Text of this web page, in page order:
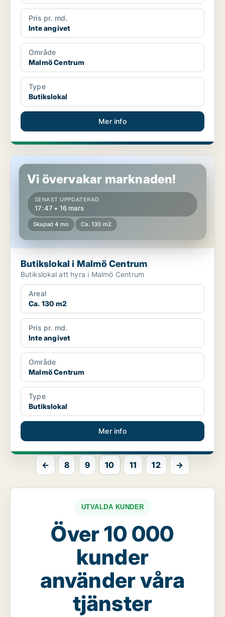
Pris pr. md.
Inte angivet
Område
Malmö Centrum
Type
Butikslokal
Mer info
Butikslokal i Malmö Centrum
Vi övervakar marknaden!
SENAST UPPDATERAD
17:47 • 16 mars
Skapad 4 mo Ca. 130 m2
Butikslokal i Malmö Centrum
Butikslokal att hyra i Malmö Centrum
Areal
Ca. 130 m2
Pris pr. md.
Inte angivet
Område
Malmö Centrum
Type
Butikslokal
Mer info
← 8 9 10 11 12 →
UTVALDA KUNDER
Över 10 000
kunder
använder våra
tjänster